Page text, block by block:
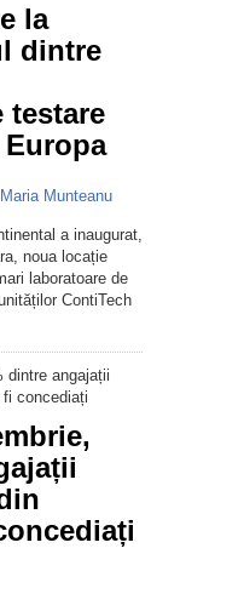
la
dintre
testare
Maria Munteanu
a inaugurat,
noua locație
laboratoare de
ContiTech